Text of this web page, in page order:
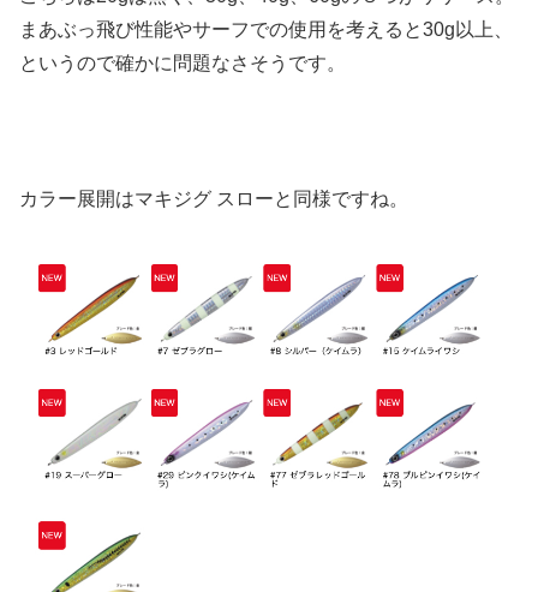
まあぶっ飛び性能やサーフでの使用を考えると30g以上、
というので確かに問題なさそうです。
カラー展開はマキジグ スローと同様ですね。